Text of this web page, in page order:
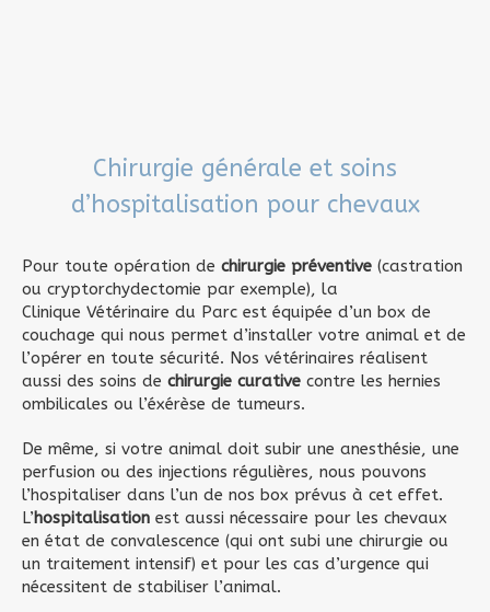
Chirurgie générale et soins
d’hospitalisation pour chevaux
Pour toute opération de chirurgie préventive (castration
ou cryptorchydectomie par exemple), la
Clinique Vétérinaire du Parc est équipée d’un box de
couchage qui nous permet d’installer votre animal et de
l’opérer en toute sécurité. Nos vétérinaires réalisent
aussi des soins de chirurgie curative contre les hernies
ombilicales ou l’éxérèse de tumeurs.
De même, si votre animal doit subir une anesthésie, une
perfusion ou des injections régulières, nous pouvons
l’hospitaliser dans l’un de nos box prévus à cet effet.
L’hospitalisation est aussi nécessaire pour les chevaux
en état de convalescence (qui ont subi une chirurgie ou
un traitement intensif) et pour les cas d’urgence qui
nécessitent de stabiliser l’animal.